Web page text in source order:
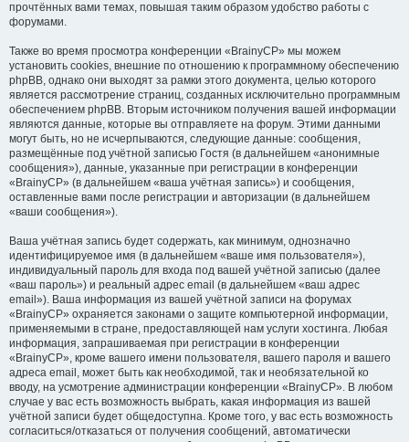
прочтённых вами темах, повышая таким образом удобство работы с
форумами.
Также во время просмотра конференции «BrainyCP» мы можем
установить cookies, внешние по отношению к программному обеспечению
phpBB, однако они выходят за рамки этого документа, целью которого
является рассмотрение страниц, созданных исключительно программным
обеспечением phpBB. Вторым источником получения вашей информации
являются данные, которые вы отправляете на форум. Этими данными
могут быть, но не исчерпываются, следующие данные: сообщения,
размещённые под учётной записью Гостя (в дальнейшем «анонимные
сообщения»), данные, указанные при регистрации в конференции
«BrainyCP» (в дальнейшем «ваша учётная запись») и сообщения,
оставленные вами после регистрации и авторизации (в дальнейшем
«ваши сообщения»).
Ваша учётная запись будет содержать, как минимум, однозначно
идентифицируемое имя (в дальнейшем «ваше имя пользователя»),
индивидуальный пароль для входа под вашей учётной записью (далее
«ваш пароль») и реальный адрес email (в дальнейшем «ваш адрес
email»). Ваша информация из вашей учётной записи на форумах
«BrainyCP» охраняется законами о защите компьютерной информации,
применяемыми в стране, предоставляющей нам услуги хостинга. Любая
информация, запрашиваемая при регистрации в конференции
«BrainyCP», кроме вашего имени пользователя, вашего пароля и вашего
адреса email, может быть как необходимой, так и необязательной ко
вводу, на усмотрение администрации конференции «BrainyCP». В любом
случае у вас есть возможность выбрать, какая информация из вашей
учётной записи будет общедоступна. Кроме того, у вас есть возможность
согласиться/отказаться от получения сообщений, автоматически